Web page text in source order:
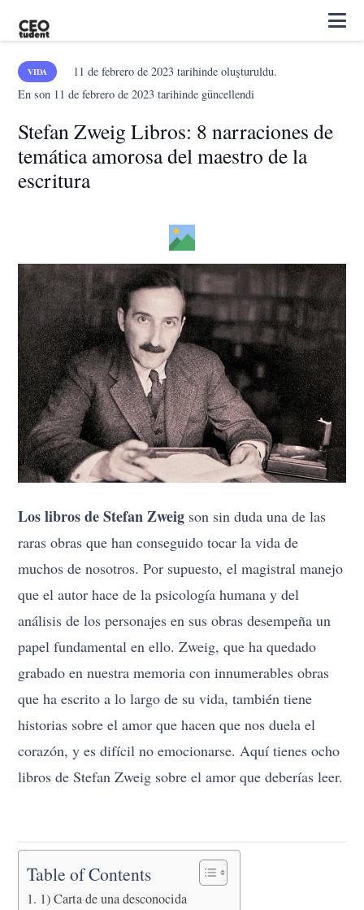
VIDA 11 de febrero de 2023tarihinde oluşturuldu.
En son 11 de febrero de 2023 tarihinde güncellendi
Stefan Zweig Libros: 8 narraciones de
temática amorosa del maestro de la
escritura
Los libros de Stefan Zweig son sin duda una de las
raras obras que han conseguido tocar la vida de
muchos de nosotros. Por supuesto, el magistral manejo
que el autor hace de la psicología humana y del
análisis de los personajes en sus obras desempeña un
papel fundamental en ello. Zweig, que ha quedado
grabado en nuestra memoria con innumerables obras
que ha escrito a lo largo de su vida, también tiene
historias sobre el amor que hacen que nos duela el
corazón, y es difícil no emocionarse. Aquí tienes ocho
libros de Stefan Zweig sobre el amor que deberías leer.
Table of Contents
1) Carta de una desconocida